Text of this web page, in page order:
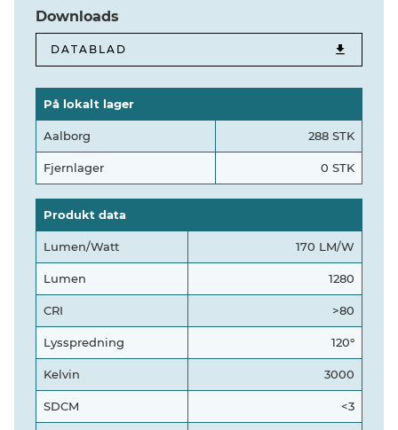
Downloads
DATABLAD
På lokalt lager
Aalborg 288 STK
Fjernlager 0 STK
Produkt data
Lumen/Watt 170 LM/W
Lumen 1280
CRI >80
Lysspredning 120°
Kelvin 3000
SDCM <3